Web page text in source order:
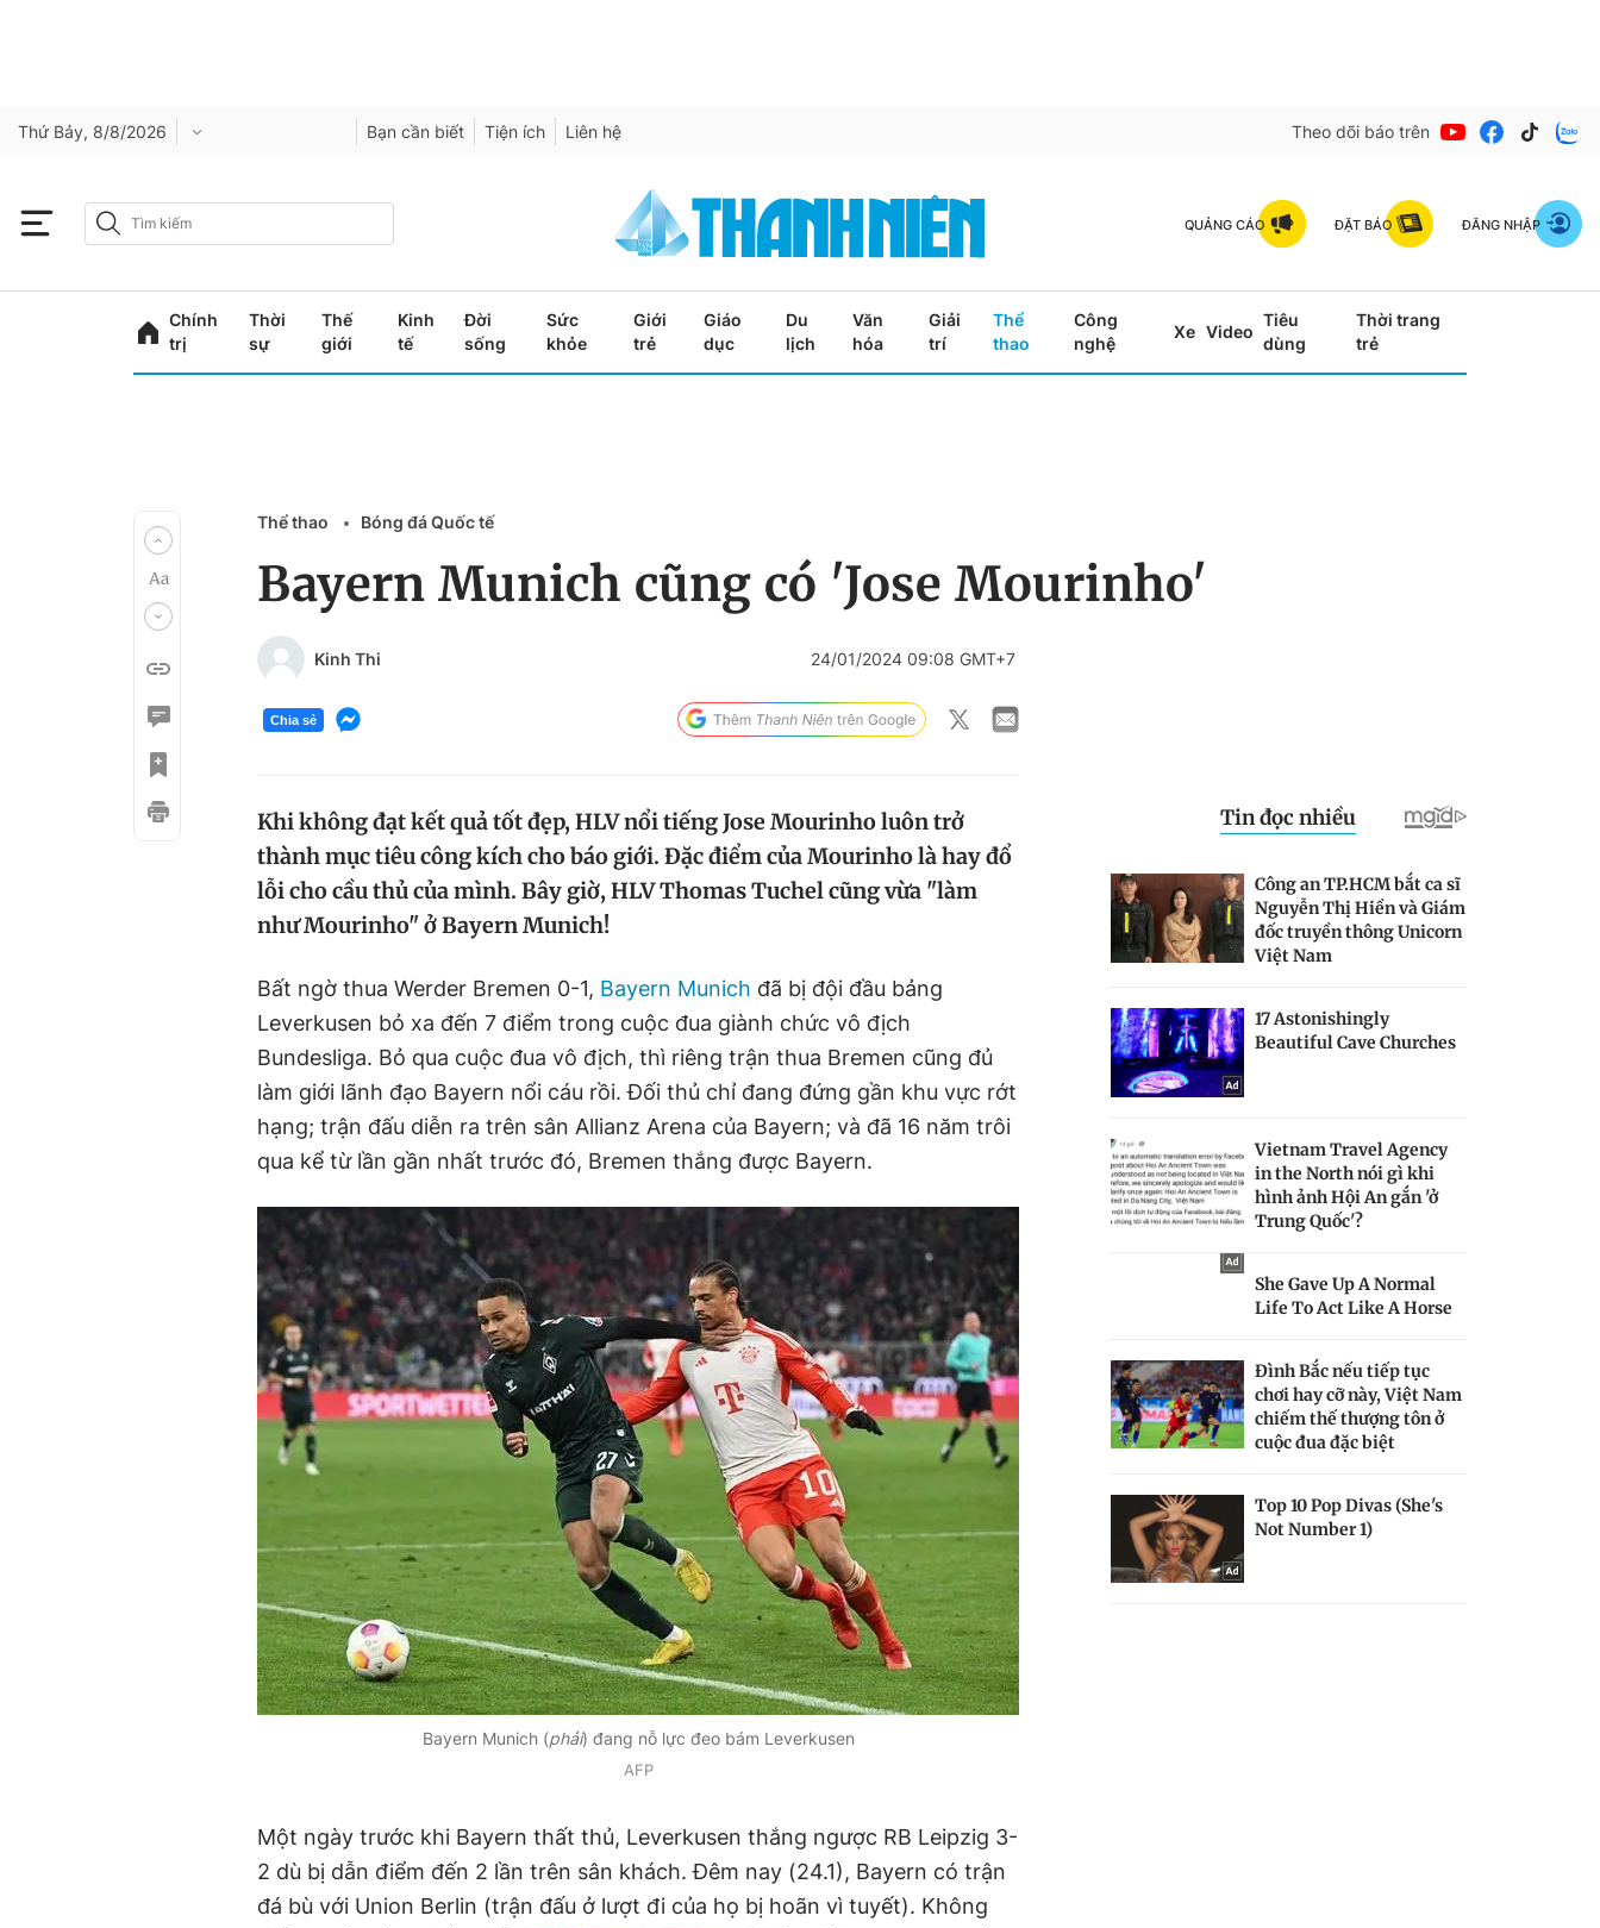
Thứ Bảy, 8/8/2026 Bạn cần biết Tiện ích Liên hệ Theo dõi báo trên
QUẢNG CÁO ĐẶT BÁO ĐĂNG NHẬP
Chính
trị
Thời
sự
Thế
giới
Kinh
tế
Đời
sống
Sức
khỏe
Giới
trẻ
Giáo
dục
Du
lịch
Văn
hóa
Giải
trí
Thể
thao
Công
nghệ
Xe Video
Tiêu
dùng
Thời trang
trẻ
Thể thao Bóng đá Quốc tế
Bayern Munich cũng có 'Jose Mourinho'
Kinh Thi 24/01/2024 09:08 GMT+7
Chia sẻ
Khi không đạt kết quả tốt đẹp, HLV nổi tiếng Jose Mourinho luôn trở
thành mục tiêu công kích cho báo giới. Đặc điểm của Mourinho là hay đổ
lỗi cho cầu thủ của mình. Bây giờ, HLV Thomas Tuchel cũng vừa "làm
như Mourinho" ở Bayern Munich!
Bất ngờ thua Werder Bremen 0-1, Bayern Munich đã bị đội đầu bảng
Leverkusen bỏ xa đến 7 điểm trong cuộc đua giành chức vô địch
Bundesliga. Bỏ qua cuộc đua vô địch, thì riêng trận thua Bremen cũng đủ
làm giới lãnh đạo Bayern nổi cáu rồi. Đối thủ chỉ đang đứng gần khu vực rớt
hạng; trận đấu diễn ra trên sân Allianz Arena của Bayern; và đã 16 năm trôi
qua kể từ lần gần nhất trước đó, Bremen thắng được Bayern.
Bayern Munich (phải) đang nỗ lực đeo bám Leverkusen
AFP
Một ngày trước khi Bayern thất thủ, Leverkusen thắng ngược RB Leipzig 3-
2 dù bị dẫn điểm đến 2 lần trên sân khách. Đêm nay (24.1), Bayern có trận
đá bù với Union Berlin (trận đấu ở lượt đi của họ bị hoãn vì tuyết). Không